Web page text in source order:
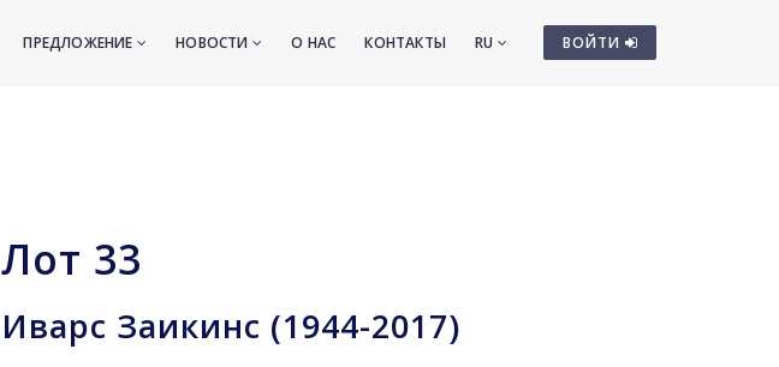
ВОЙТИ
ПРЕДЛОЖЕНИЕ НОВОСТИ О НАС КОНТАКТЫ RU
Лот 33
Иварс Заикинс (1944-2017)